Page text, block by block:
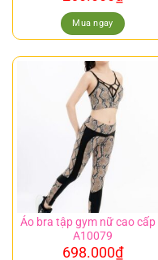
Mua ngay
Áo bra tập gym nữ cao cấp
A10079
698.000₫